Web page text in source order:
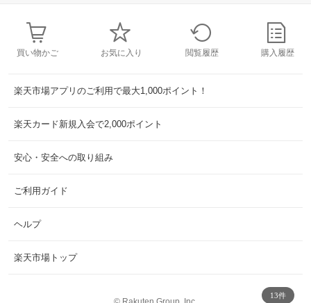
13件
買い物かご お気に入り 閲覧履歴 購入履歴
楽天市場アプリのご利用で最大1,000ポイント！
楽天カード新規入会で2,000ポイント
安心・安全への取り組み
ご利用ガイド
ヘルプ
楽天市場トップ